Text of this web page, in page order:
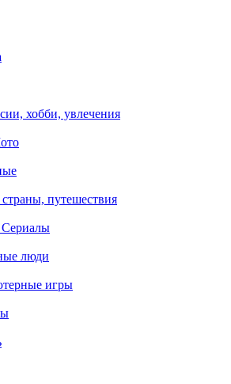
хобби, увлечения
страны, путешествия
люди
игры